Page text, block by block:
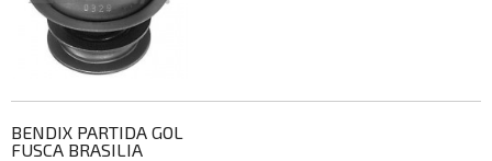
BENDIX PARTIDA GOL
FUSCA BRASILIA